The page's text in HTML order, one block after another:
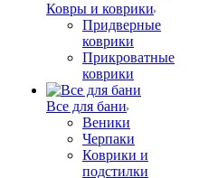
Ковры и коврики
Придверные
коврики
Прикроватные
коврики
Все для бани
Веники
Черпаки
Коврики и
подстилки